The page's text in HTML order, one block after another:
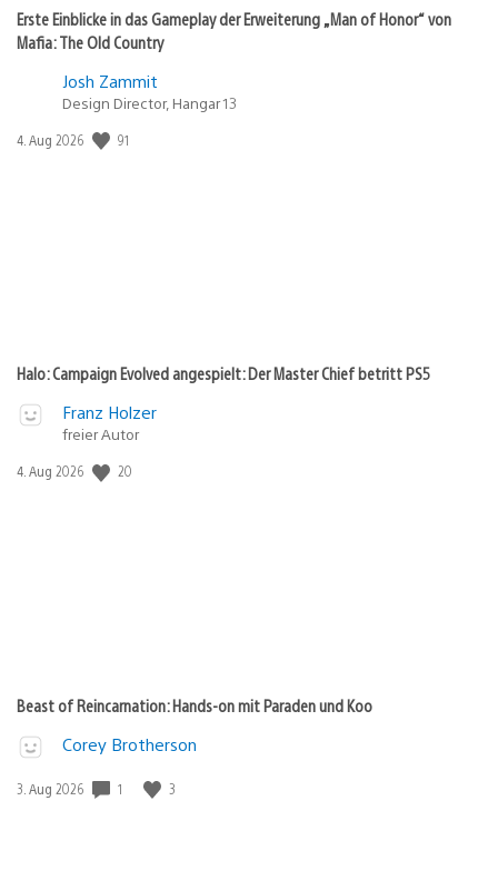
Erste Einblicke in das Gameplay der Erweiterung „Man of Honor“ von
Mafia: The Old Country
Josh Zammit
Design Director, Hangar 13
Veröffentlichungsdatum:
4. Aug 2026 91
Halo: Campaign Evolved angespielt: Der Master Chief betritt PS5
Franz Holzer
freier Autor
Veröffentlichungsdatum:
4. Aug 2026 20
Beast of Reincarnation: Hands-on mit Paraden und Koo
Corey Brotherson
Veröffentlichungsdatum:
3. Aug 2026 1 3